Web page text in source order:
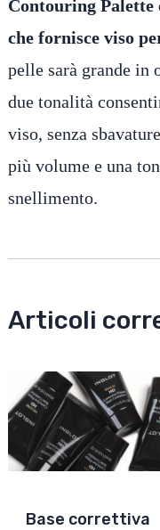
Contouring Palette
che fornisce viso
pelle sarà grande in
due tonalità
viso, senza
più volume e una
snellimento.
Articoli
Base correttiva